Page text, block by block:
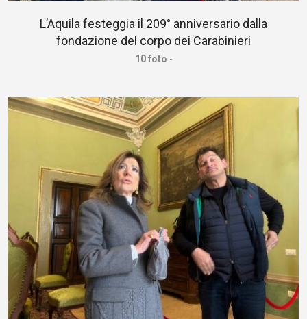
L’Aquila festeggia il 209° anniversario dalla
fondazione del corpo dei Carabinieri
10 foto -